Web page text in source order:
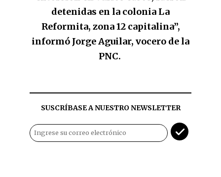
detenidas en la colonia La
Reformita, zona 12 capitalina”,
informó Jorge Aguilar, vocero de la
PNC.
SUSCRÍBASE A NUESTRO NEWSLETTER